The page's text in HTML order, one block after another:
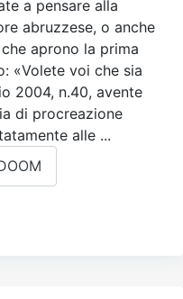
a pensare alla
abruzzese, o anche
aprono la prima
«Volete voi che sia
2004, n.40, avente
di procreazione
alle ...